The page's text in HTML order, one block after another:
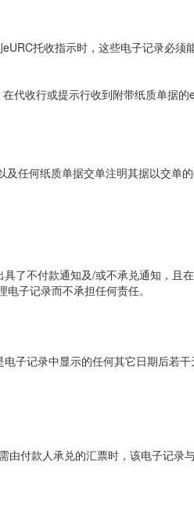
托收指示时，这些电子记录必须
代收行或提示行收到附带纸质单据
任何纸质单据交单注明其据以交单
了不付款通知及/或不承兑通知，
子记录而不承担任何责任。
子记录中显示的任何其它日期后若干
可读取电子记录
付款人承兑的汇票时，该电子记